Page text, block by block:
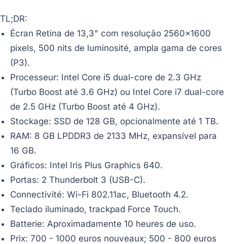
TL;DR:
Écran Retina de 13,3" com resolução 2560x1600
pixels, 500 nits de luminosité, ampla gama de cores
(P3).
Processeur: Intel Core i5 dual-core de 2.3 GHz
(Turbo Boost até 3.6 GHz) ou Intel Core i7 dual-core
de 2.5 GHz (Turbo Boost até 4 GHz).
Stockage: SSD de 128 GB, opcionalmente até 1 TB.
RAM: 8 GB LPDDR3 de 2133 MHz, expansível para
16 GB.
Gráficos: Intel Iris Plus Graphics 640.
Portas: 2 Thunderbolt 3 (USB-C).
Connectivité: Wi-Fi 802.11ac, Bluetooth 4.2.
Teclado iluminado, trackpad Force Touch.
Batterie: Aproximadamente 10 heures de uso.
Prix: 700 - 1000 euros nouveaux; 500 - 800 euros